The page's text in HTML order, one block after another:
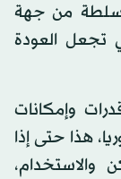
من جهة
تجعل العودة
وإمكانات
هذا حتى إذا
والاستخدام،